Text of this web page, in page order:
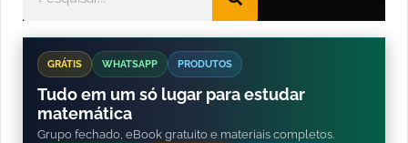
GRÁTIS WHATSAPP PRODUTOS
Tudo em um só lugar para estudar
matemática
Grupo fechado, eBook gratuito e materiais completos.